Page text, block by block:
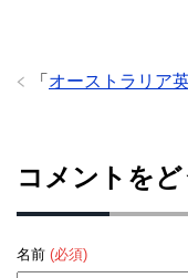
「 オーストラリア
コメントを
名前 (必須)